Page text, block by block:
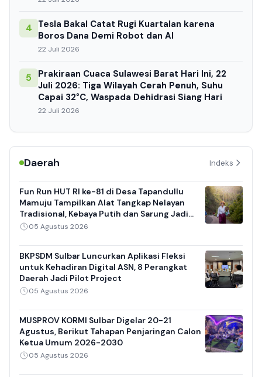
4 Tesla Bakal Catat Rugi Kuartalan karena
Boros Dana Demi Robot dan AI
22 Juli 2026
5
Prakiraan Cuaca Sulawesi Barat Hari Ini, 22
Juli 2026: Tiga Wilayah Cerah Penuh, Suhu
Capai 32°C, Waspada Dehidrasi Siang Hari
22 Juli 2026
Daerah Indeks
Fun Run HUT RI ke-81 di Desa Tapandullu
Mamuju Tampilkan Alat Tangkap Nelayan
Tradisional, Kebaya Putih dan Sarung Jadi
Daya Tarik
05 Agustus 2026
BKPSDM Sulbar Luncurkan Aplikasi Fleksi
untuk Kehadiran Digital ASN, 8 Perangkat
Daerah Jadi Pilot Project
05 Agustus 2026
MUSPROV KORMI Sulbar Digelar 20-21
Agustus, Berikut Tahapan Penjaringan Calon
Ketua Umum 2026-2030
05 Agustus 2026